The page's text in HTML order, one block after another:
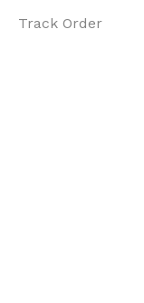
Track Order